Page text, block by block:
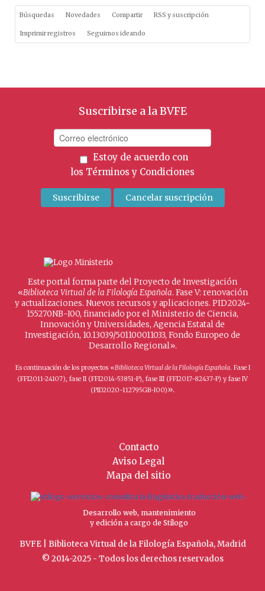
Búsquedas Novedades Compartir RSS y suscripción
Imprimir registros Seguimos ideando
Suscribirse a la BVFE
Estoy de acuerdo con
los Términos y Condiciones
Este portal forma parte del Proyecto de Investigación
«Biblioteca Virtual de la Filología Española. Fase V: renovación
y actualizaciones. Nuevos recursos y aplicaciones. PID2024-
155270NB-I00, financiado por el Ministerio de Ciencia,
Innovación y Universidades, Agencia Estatal de
Investigación, 10.13039/501100011033, Fondo Europeo de
Desarrollo Regional».
Es continuación de los proyectos «Biblioteca Virtual de la Filología Española. Fase I
(FFI2011-24107), fase II (FFI2014-53851-P), fase III (FFI2017-82437-P) y fase IV
(PID2020-112795GB-I00)».
Contacto
Aviso Legal
Mapa del sitio
Desarrollo web, mantenimiento
y edición a cargo de Stílogo
BVFE | Biblioteca Virtual de la Filología Española, Madrid
© 2014-2025 - Todos los derechos reservados